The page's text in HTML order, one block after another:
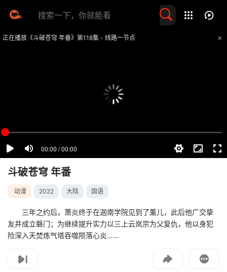
正在播放《斗破苍穹 年番》第118集 - 线路一节点
斗破苍穹 年番
动漫 2022 大陆 国语
三年之约后，萧炎终于在迦南学院见到了薰儿，此后他广交挚
友并成立磐门；为继续提升实力以三上云岚宗为父复仇，他以身犯
险深入天焚炼气塔吞噬陨落心炎……
如遇无法播放请提交给我们